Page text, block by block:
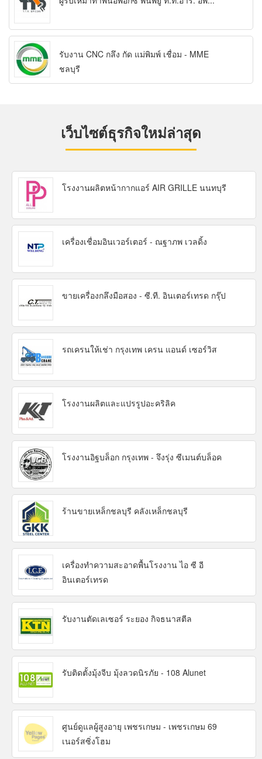
รับงาน CNC กลึง กัด แม่พิมพ์ เชื่อม - MME
ชลบุรี
เว็บไซต์ธุรกิจใหม่ล่าสุด
โรงงานผลิตหน้ากากแอร์ AIR GRILLE นนทบุรี
เครื่องเชื่อมอินเวอร์เตอร์ - ณฐาภพ เวลดิ้ง
ขายเครื่องกลึงมือสอง - ซี.ที. อินเตอร์เทรด กรุ๊ป
รถเครนให้เช่า กรุงเทพ เครน แอนด์ เซอร์วิส
โรงงานผลิตและแปรรูปอะคริลิค
โรงงานอิฐบล็อก กรุงเทพ - จึงรุ่ง ซีเมนต์บล็อค
ร้านขายเหล็กชลบุรี คลังเหล็กชลบุรี
เครื่องทำความสะอาดพื้นโรงงาน ไอ ซี อี
อินเตอร์เทรด
รับงานตัดเลเซอร์ ระยอง กิจธนาสตีล
รับติดตั้งมุ้งจีบ มุ้งลวดนิรภัย - 108 Alunet
ศูนย์ดูแลผู้สูงอายุ เพชรเกษม - เพชรเกษม 69
เนอร์สซิ่งโฮม